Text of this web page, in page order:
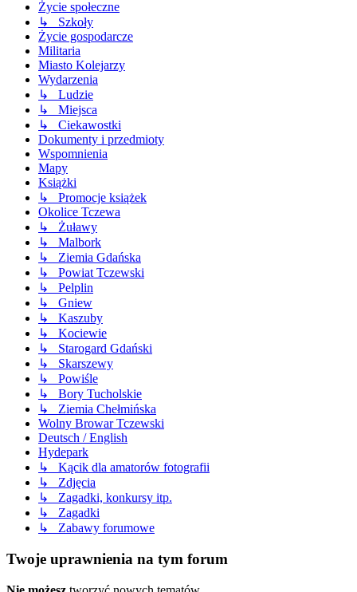
Życie społeczne
↳ Szkoły
Życie gospodarcze
Militaria
Miasto Kolejarzy
Wydarzenia
↳ Ludzie
↳ Miejsca
↳ Ciekawostki
Dokumenty i przedmioty
Wspomnienia
Mapy
Książki
↳ Promocje książek
Okolice Tczewa
↳ Żuławy
↳ Malbork
↳ Ziemia Gdańska
↳ Powiat Tczewski
↳ Pelplin
↳ Gniew
↳ Kaszuby
↳ Kociewie
↳ Starogard Gdański
↳ Skarszewy
↳ Powiśle
↳ Bory Tucholskie
↳ Ziemia Chełmińska
Wolny Browar Tczewski
Deutsch / English
Hydepark
↳ Kącik dla amatorów fotografii
↳ Zdjęcia
↳ Zagadki, konkursy itp.
↳ Zagadki
↳ Zabawy forumowe
Twoje uprawnienia na tym forum